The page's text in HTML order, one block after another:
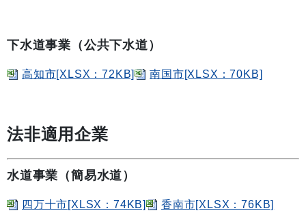
下水道事業（公共下水道）
高知市[XLSX：72KB] 南国市[XLSX：70KB]
法非適用企業
水道事業（簡易水道）
四万十市[XLSX：74KB]
香南市[XLSX：76KB]